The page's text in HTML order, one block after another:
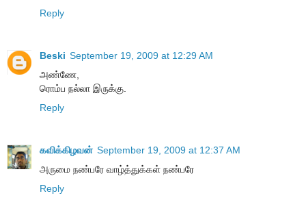
Reply
Beski September 19, 2009 at 12:29 AM
அண்ணே,
ரொம்ப நல்லா இருக்கு.
Reply
கவிக்கிழவன் September 19, 2009 at 12:37 AM
அருமை நண்பரே வாழ்த்துக்கள் நண்பரே
Reply